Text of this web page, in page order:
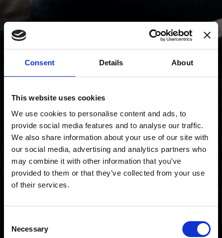
Consent Details About
This website uses cookies
We use cookies to personalise content and ads, to
provide social media features and to analyse our traffic.
We also share information about your use of our site with
our social media, advertising and analytics partners who
may combine it with other information that you’ve
provided to them or that they’ve collected from your use
of their services.
Selection
Necessary